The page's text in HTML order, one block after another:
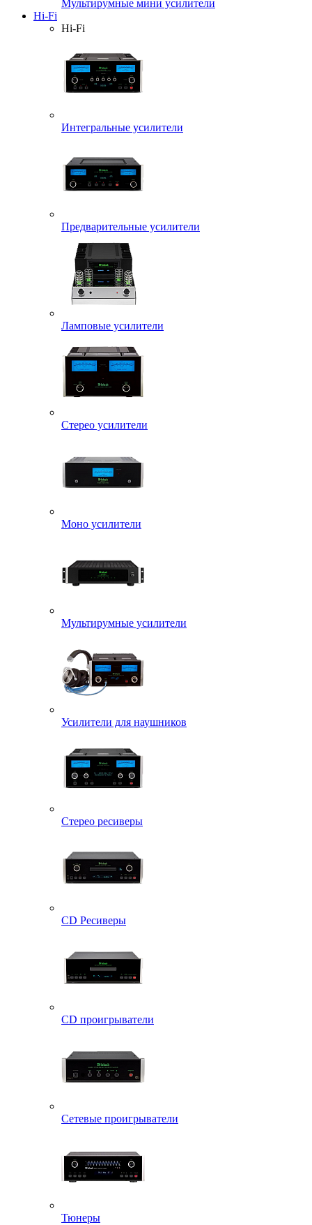
Мультирумные мини усилители
Hi-Fi
Hi-Fi
Интегральные усилители
Предварительные усилители
Ламповые усилители
Стерео усилители
Моно усилители
Мультирумные усилители
Усилители для наушников
Стерео ресиверы
CD Ресиверы
CD проигрыватели
Сетевые проигрыватели
Тюнеры